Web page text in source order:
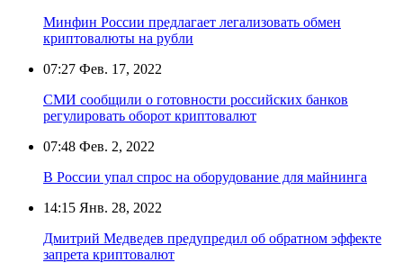
Минфин России предлагает легализовать обмен
криптовалюты на рубли
07:27 Фев. 17, 2022
СМИ сообщили о готовности российских банков
регулировать оборот криптовалют
07:48 Фев. 2, 2022
В России упал спрос на оборудование для майнинга
14:15 Янв. 28, 2022
Дмитрий Медведев предупредил об обратном эффекте
запрета криптовалют